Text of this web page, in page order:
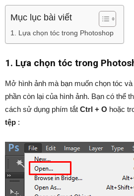
Mục lục bài viết
1. Lựa chọn tóc trong Photoshop
1. Lựa chọn tóc trong
Mở hình ảnh mà bạn muốn chọn tóc
phần còn lại của hình ảnh. Bạn có thể
cách sử dụng phím tắt Ctrl + O hoặc
tệp :